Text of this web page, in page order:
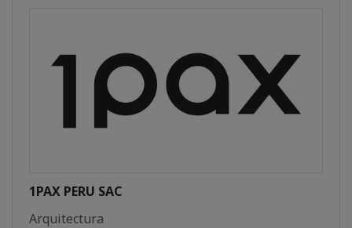
1PAX PERU SAC
Arquitectura